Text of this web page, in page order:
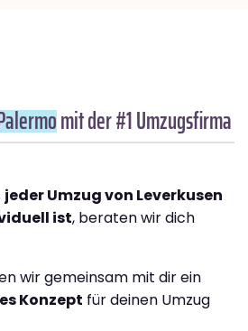
mit der #1 Umzugsfirma
jeder Umzug von Leverkusen
ist, beraten wir dich
wir gemeinsam mit dir ein
Konzept für deinen Umzug